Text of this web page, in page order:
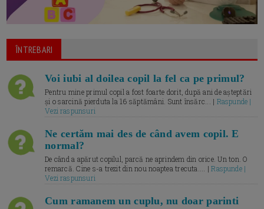
ÎNTREBARI
Voi iubi al doilea copil la fel ca pe primul?
Pentru mine primul copil a fost foarte dorit, după ani de așteptări
și o sarcină pierduta la 16 săptămâni. Sunt însărc... | Raspunde |
Vezi raspunsuri
Ne certăm mai des de când avem copil. E
normal?
De când a apărut copilul, parcă ne aprindem din orice. Un ton. O
remarcă. Cine s-a trezit din nou noaptea trecuta.... |Raspunde |
Vezi raspunsuri
Cum ramanem un cuplu, nu doar parinti